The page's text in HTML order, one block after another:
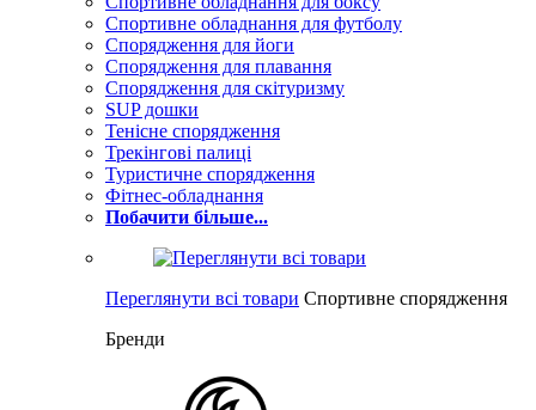
Спортивне обладнання для футболу
Спорядження для йоги
Спорядження для плавання
Спорядження для скітуризму
SUP дошки
Тенісне спорядження
Трекінгові палиці
Туристичне спорядження
Фітнес-обладнання
Побачити більше...
Переглянути всі товари Спортивне спорядження
Бренди